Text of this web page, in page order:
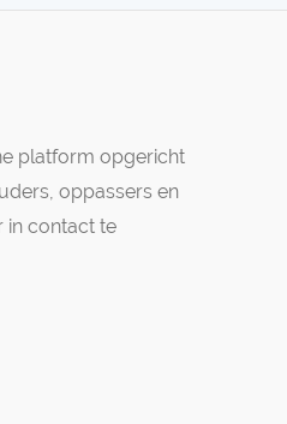
platform opgericht
oppassers en
in contact te